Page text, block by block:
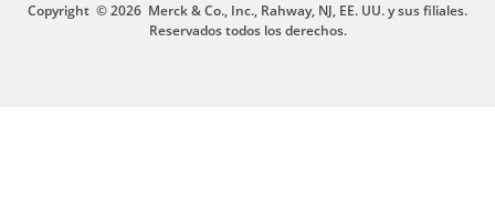
Copyright © 2026 Merck & Co., Inc., Rahway, NJ, EE. UU. y sus filiales.
Reservados todos los derechos.